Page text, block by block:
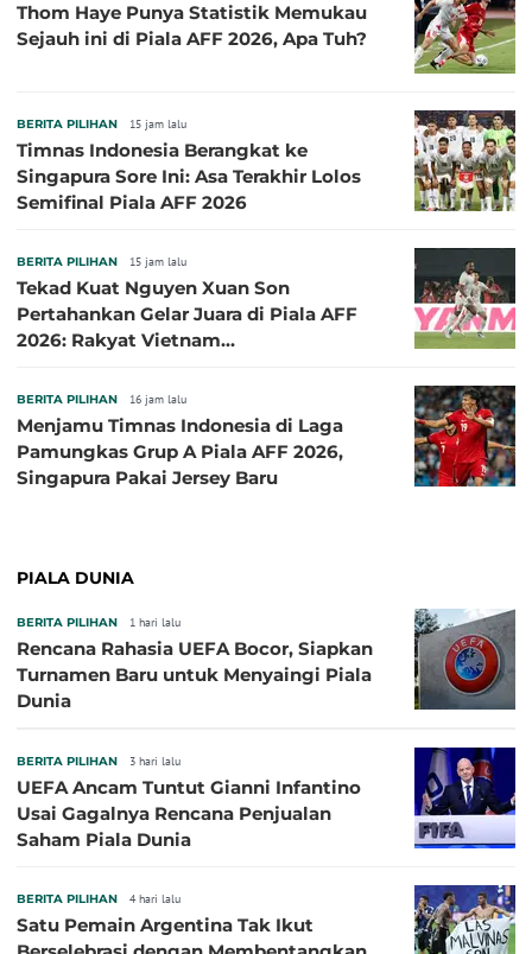
Thom Haye Punya Statistik Memukau
Sejauh ini di Piala AFF 2026, Apa Tuh?
BERITA PILIHAN 15 jam lalu
Timnas Indonesia Berangkat ke
Singapura Sore Ini: Asa Terakhir Lolos
Semifinal Piala AFF 2026
BERITA PILIHAN 15 jam lalu
Tekad Kuat Nguyen Xuan Son
Pertahankan Gelar Juara di Piala AFF
2026: Rakyat Vietnam
BERITA PILIHAN 16 jam lalu
Menjamu Timnas Indonesia di Laga
Pamungkas Grup A Piala AFF 2026,
Singapura Pakai Jersey Baru
PIALA DUNIA
BERITA PILIHAN 1 hari lalu
Rencana Rahasia UEFA Bocor, Siapkan
Turnamen Baru untuk Menyaingi Piala
Dunia
BERITA PILIHAN 3 hari lalu
UEFA Ancam Tuntut Gianni Infantino
Usai Gagalnya Rencana Penjualan
Saham Piala Dunia
BERITA PILIHAN 4 hari lalu
Satu Pemain Argentina Tak Ikut